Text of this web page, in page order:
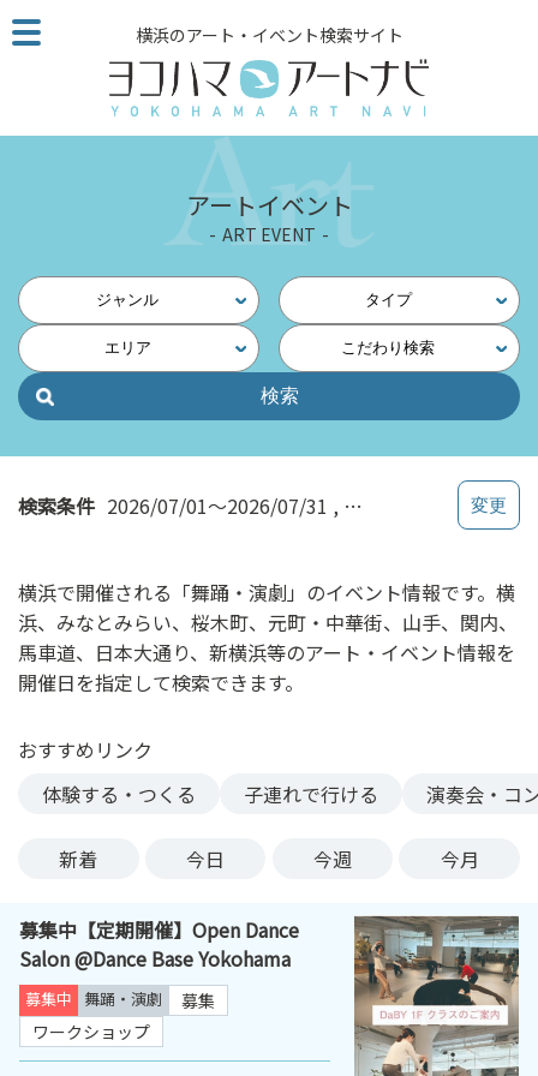
こ
の
ジ
読
他
ペ
の
ク
横浜のアート・イベント検索サイト
アートイベント
ART EVENT
ジャンル タイプ
エリア こだわり検索
検索条件 2026/07/01～2026/07/31 舞踊・演劇
横浜で開催される「舞踊・演劇」のイベント情報です。横
浜、みなとみらい、桜木町、元町・中華街、山手、関内、
馬車道、日本大通り、新横浜等のアート・イベント情報を
開催日を指定して検索できます。
おすすめリンク
体験する・つくる
子連れで行ける 演奏会・コ
新着 今日 今週 今月
募集中【定期開催】Open Dance
Salon @Dance Base Yokohama
募集中 舞踊・演劇
募集
ワークショップ